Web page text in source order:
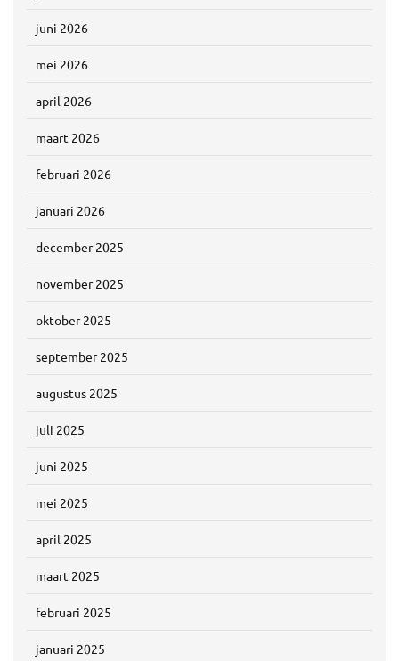
juni 2026
mei 2026
april 2026
maart 2026
februari 2026
januari 2026
december 2025
november 2025
oktober 2025
september 2025
augustus 2025
juli 2025
juni 2025
mei 2025
april 2025
maart 2025
februari 2025
januari 2025